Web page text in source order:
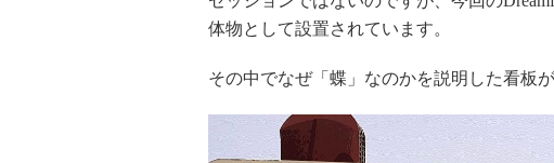
体物として設置されています。
その中でなぜ「蝶」なのかを説明した看板